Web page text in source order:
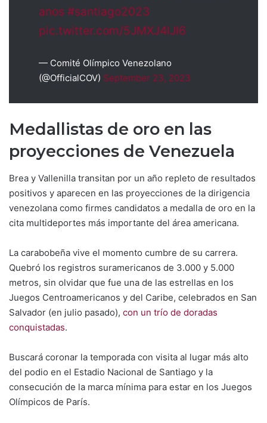
anos #santiago2023
pic.twitter.com/5JMXJ4lJI6
— Comité Olímpico Venezolano
(@OfficialCOV) September 23, 2023
Medallistas de oro en las
proyecciones de Venezuela
Brea y Vallenilla transitan por un año repleto de resultados
positivos y aparecen en las proyecciones de la dirigencia
venezolana como firmes candidatos a medalla de oro en la
cita multideportes más importante del área americana.
La carabobeña vive el momento cumbre de su carrera.
Quebró los registros suramericanos de 3.000 y 5.000
metros, sin olvidar que fue una de las estrellas en los
Juegos Centroamericanos y del Caribe, celebrados en San
Salvador (en julio pasado), con un trío de doradas
conquistadas.
Buscará coronar la temporada con visita al lugar más alto
del podio en el Estadio Nacional de Santiago y la
consecución de la marca mínima para estar en los Juegos
Olímpicos de París.